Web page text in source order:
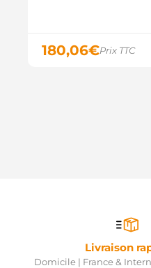
180,06€Prix TTC
Livraison
Domicile | France &